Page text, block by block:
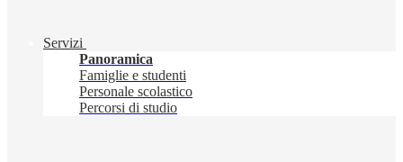
Servizi
Panoramica
Famiglie e studenti
Personale scolastico
Percorsi di studio